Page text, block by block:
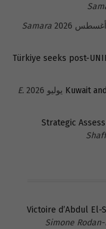
Samara
Türkiye seeks post-
Kuwait
E.
Strategic
Victoire d’Abdul
Simone